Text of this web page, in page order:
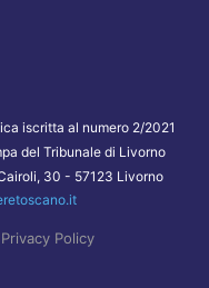
iscritta al numero 2/2021
del Tribunale di Livorno
30 - 57123 Livorno
Privacy Policy